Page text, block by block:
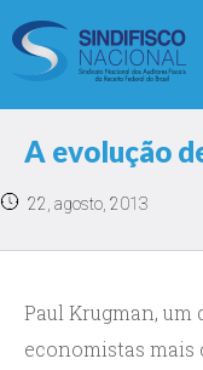
A evolução
22, agosto, 2013
Paul Krugman, um
economistas mais